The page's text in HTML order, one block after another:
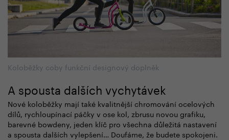
Koloběžky coby funkční designový doplněk
A spousta dalších vychytávek
Nové koloběžky mají také kvalitnější chromování ocelových
dílů, rychloupínací páčky v ose kol, zbrusu novou grafiku,
barevné bowdeny, jeden klíč pro všechna důležitá nastavení
a spousta dalších vylepšení… Doufáme, že budete spokojeni.